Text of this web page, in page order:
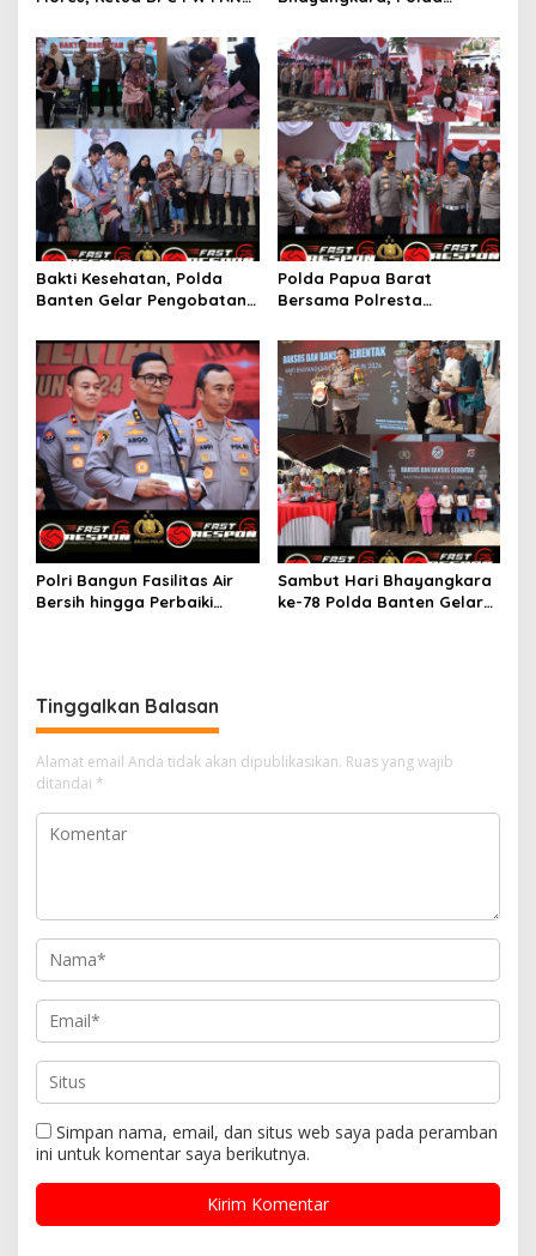
Siap Sukseskan Gebyar
Sholawat Sambut HUT
Bhayangkara -78 Thn di
Pantai Marina Boom
Pohon dan Tebar 2000 Bibit
Ikan Nila.
Bakti Kesehatan, Polda
Banten Gelar Pengobatan
Mampu
Polda Papua Barat
Bersama Polresta
Sosial, Bhakti Kesehatan
dan Renovasi Paud di
Fanindi Manokwari
Polri Bangun Fasilitas Air
Bersih hingga Perbaiki
Sambut Hari Bhayangkara
ke-78 Polda Banten Gelar
Tinggalkan Balasan
Alamat email Anda tidak akan dipublikasikan. Ruas yang wajib
ditandai *
Simpan nama, email, dan situs web saya pada peramban
ini untuk komentar saya berikutnya.